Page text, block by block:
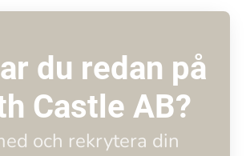
du redan på
Castle AB?
och rekrytera din